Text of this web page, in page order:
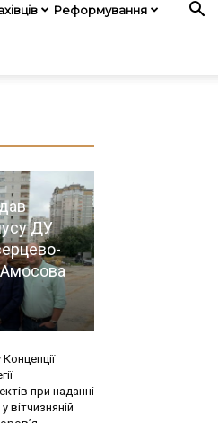
Реформування
ДУ
при наданні
вітчизняній